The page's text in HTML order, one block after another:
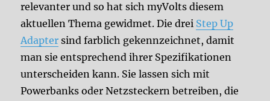
relevanter und so hat sich myVolts diesem
aktuellen Thema gewidmet. Die drei Step Up
Adapter sind farblich gekennzeichnet, damit
man sie entsprechend ihrer Spezifikationen
unterscheiden kann. Sie lassen sich mit
Powerbanks oder Netzsteckern betreiben, die